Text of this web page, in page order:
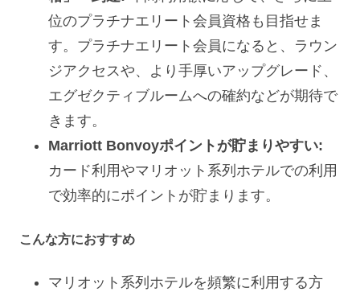
位のプラチナエリート会員資格も目指せま
す。プラチナエリート会員になると、ラウン
ジアクセスや、より手厚いアップグレード、
エグゼクティブルームへの確約などが期待で
きます。
Marriott Bonvoyポイントが貯まりやすい:
カード利用やマリオット系列ホテルでの利用
で効率的にポイントが貯まります。
こんな方におすすめ
マリオット系列ホテルを頻繁に利用する方